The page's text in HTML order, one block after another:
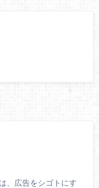
、広告をシゴトにす